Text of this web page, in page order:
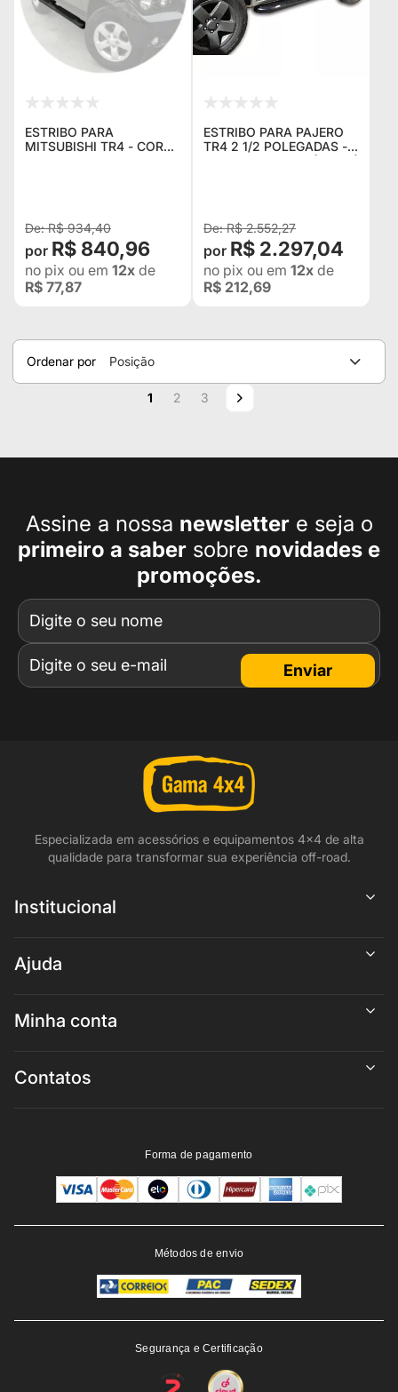
ESTRIBO PARA
MITSUBISHI TR4 - COR
R$ 934,40
R$ 840,96
no pix ou em 12x de
R$ 77,87
ESTRIBO PARA PAJERO
TR4 2 1/2 POLEGADAS -
PAREDEDE 1,5MM (O PAR)
R$ 2.552,27
R$ 2.297,04
no pix ou em 12x de
R$ 212,69
Ordenar por
Posição
Página
Você esta lendo a pagina
1 Página
2 Página
3 Página
Próximo
Assine a nossa newslettere seja o
primeiro a saber sobre novidades e
promoções.
Enviar
Especializada em acessórios e equipamentos 4x4 de alta
qualidade para transformar sua experiência off-road.
Institucional
Ajuda
Minha conta
Contatos
Forma de pagamento
Métodos de envio
Segurança e Certificação